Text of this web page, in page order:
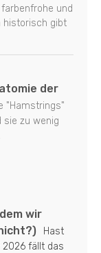
und
historisch gibt
der
"Hamstrings"
sie zu wenig
wir
Hast
2026 fällt das